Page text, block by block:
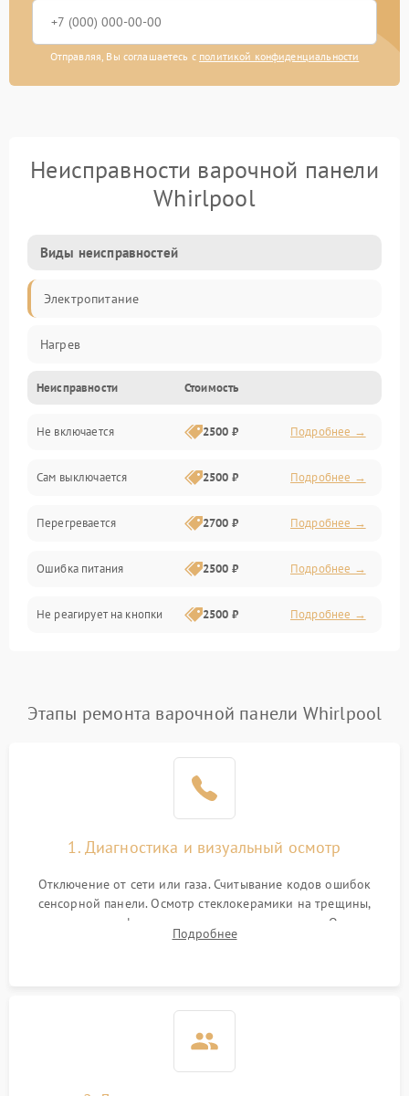
Отправляя, Вы соглашаетесь с политикой конфиденциальности
Неисправности варочной панели
Whirlpool
Виды неисправностей
Электропитание
Нагрев
Неисправности Стоимость
Не включается 2500 ₽ Подробнее →
Сам выключается 2500 ₽ Подробнее →
Перегревается 2700 ₽ Подробнее →
Ошибка питания 2500 ₽ Подробнее →
Не реагирует на кнопки 2500 ₽ Подробнее →
Этапы ремонта варочной панели Whirlpool
1. Диагностика и визуальный осмотр
Отключение от сети или газа. Считывание кодов ошибок
сенсорной панели. Осмотр стеклокерамики на трещины,
проверка конфорок на равномерность нагрева. Опрос
клиента о симптомах (не включается, не видит посуду,
Подробнее